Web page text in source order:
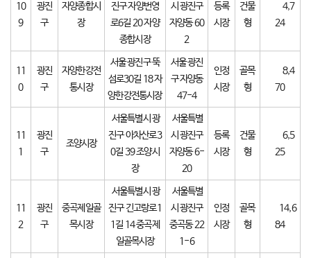
10
9
광진
구
자양종합시
장
진구 자양번영
로6길 20 자양
종합시장
시 광진구
자양동 60
2
등록
시장
건물
형
4,7
24
11
0
광진
구
자양한강전
통시장
서울 광진구 뚝
섬로30길 18 자
양한강전통시장
서울 광진
구 자양동
47-4
인정
시장
골목
형
8,4
70
11
1
광진
구
조양시장
서울특별시 광
진구 아차산로3
0길 39 조양시
장
서울특별
시 광진구
자양동 6-
20
등록
시장
건물
형
6,5
25
11
2
광진
구
중곡제일골
목시장
서울특별시 광
진구 긴고랑로1
1길 14 중곡제
일골목시장
서울특별
시 광진구
중곡동 22
1-6
인정
시장
골목
형
14,6
84